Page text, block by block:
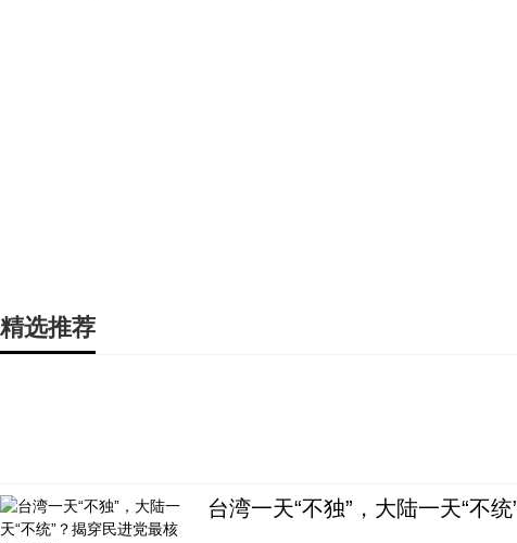
精选推荐
台湾一天“不独”，大陆一天“不